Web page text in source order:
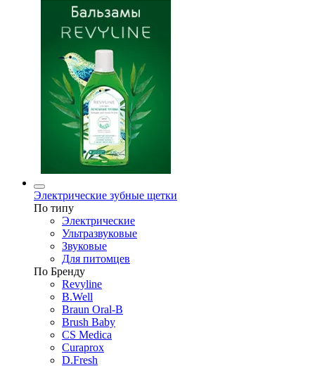
Электрические зубные щетки
По типу
Электрические
Ультразвуковые
Звуковые
Для питомцев
По Бренду
Revyline
B.Well
Braun Oral-B
Brush Baby
CS Medica
Curaprox
D.Fresh